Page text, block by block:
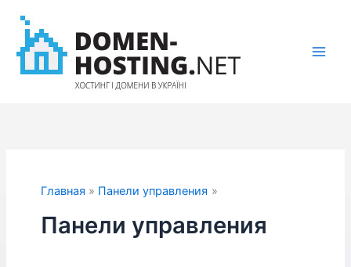
содержимому
Главная Панели управления
Панели управления